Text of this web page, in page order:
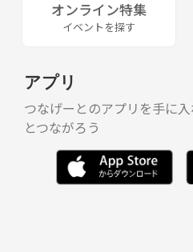
オンライン特集
イベントを探す
アプリ
つなげーとのアプリを手に
とつながろう